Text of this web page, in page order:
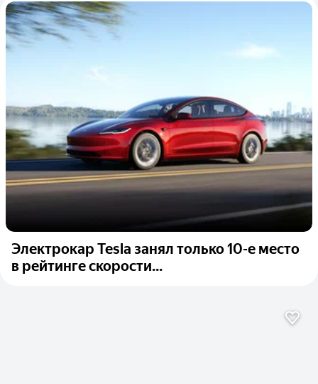
Электрокар Tesla занял только 10-е место
в рейтинге скорости...